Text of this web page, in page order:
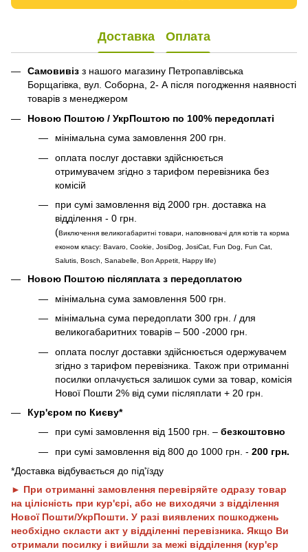
Доставка Оплата
Самовивіз з нашого магазину Петропавлівська
Борщагівка, вул. Соборна, 2- А після погодження наявності
товарів з менеджером
Новою Поштою / УкрПоштою по 100% передоплаті
мінімальна сума замовлення 200 грн.
оплата послуг доставки здійснюється
отримувачем згідно з тарифом перевізника без
комісій
при сумі замовлення від 2000 грн. доставка на
відділення - 0 грн.
(Виключення великогабаритні товари, наповнювачі для котів та корма
економ класу: Bavaro, Cookie, JosiDog, JosiCat, Fun Dog, Fun Cat,
Salutis, Bosch, Sanabelle, Bon Appetit, Happy life)
Новою Поштою післяплата з передоплатою
мінімальна сума замовлення 500 грн.
мінімальна сума передоплати 300 грн. / для
великогабаритних товарів – 500 -2000 грн.
оплата послуг доставки здійснюється одержувачем
згідно з тарифом перевізника. Також при отриманні
посилки оплачується залишок суми за товар, комісія
Нової Пошти 2% від суми післяплати + 20 грн.
Кур'єром по Києву*
при сумі замовлення від 1500 грн. – безкоштовно
при сумі замовлення від 800 до 1000 грн. - 200 грн.
*Доставка відбувається до під'їзду
► При отриманні замовлення перевіряйте одразу товар
на цілісність при кур'єрі, або не виходячи з відділення
Нової Пошти/УкрПошти. У разі виявлених пошкоджень
необхідно скласти акт у відділенні перевізника. Якщо Ви
отримали посилку і вийшли за межі відділення (кур'єр